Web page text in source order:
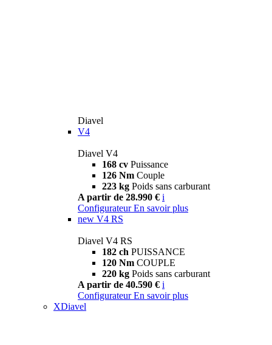
Diavel
V4
Diavel V4
168 cv Puissance
126 Nm Couple
223 kg Poids sans carburant
A partir de 28.990 € i
Configurateur En savoir plus
new V4 RS
Diavel V4 RS
182 ch PUISSANCE
120 Nm COUPLE
220 kg Poids sans carburant
A partir de 40.590 € i
Configurateur En savoir plus
XDiavel